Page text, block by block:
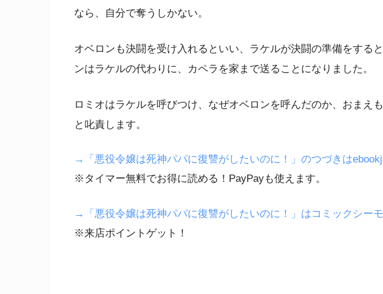
なら、自分で奪うしかない。
オベロンも決闘を受け入れるといい、ラケルが決闘の準備をする
ンはラケルの代わりに、カペラを家まで送ることになりました。
ロミオはラケルを呼びつけ、なぜオベロンを呼んだのか、おまえ
と叱責します。
→「悪役令嬢は死神パパに復讐がしたいのに！」のつづきは
※タイマー無料でお得に読める！PayPayも使えます。
→「悪役令嬢は死神パパに復讐がしたいのに！」はコミックシー
※来店ポイントゲット！